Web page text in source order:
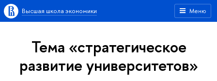
Меню
Высшая школа экономики
Тема «стратегическое
развитие университетов»